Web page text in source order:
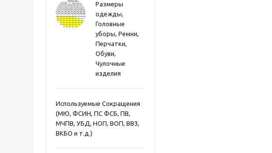
Размеры
одежды,
Головные
уборы, Ремни,
Перчатки,
Обуви,
Чулочные
изделия
Используемые Сокращения
(МЮ, ФСИН, ПС ФСБ, ПВ,
МЧПВ, УБД, НОП, ВОП, ВВЗ,
ВКБО и т.д.)